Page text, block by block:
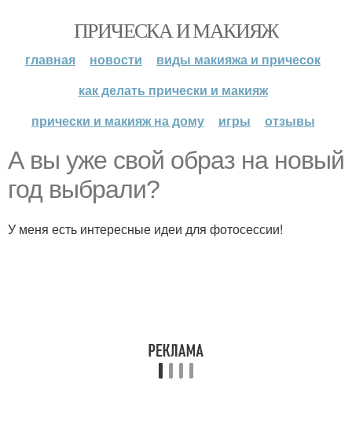
ПРИЧЕСКА И МАКИЯЖ
главная новости
виды макияжа и причесок
как делать прически и макияж
прически и макияж на дому
игры отзывы
А вы уже свой образ на новый
год выбрали?
У меня есть интересные идеи для фотосессии!